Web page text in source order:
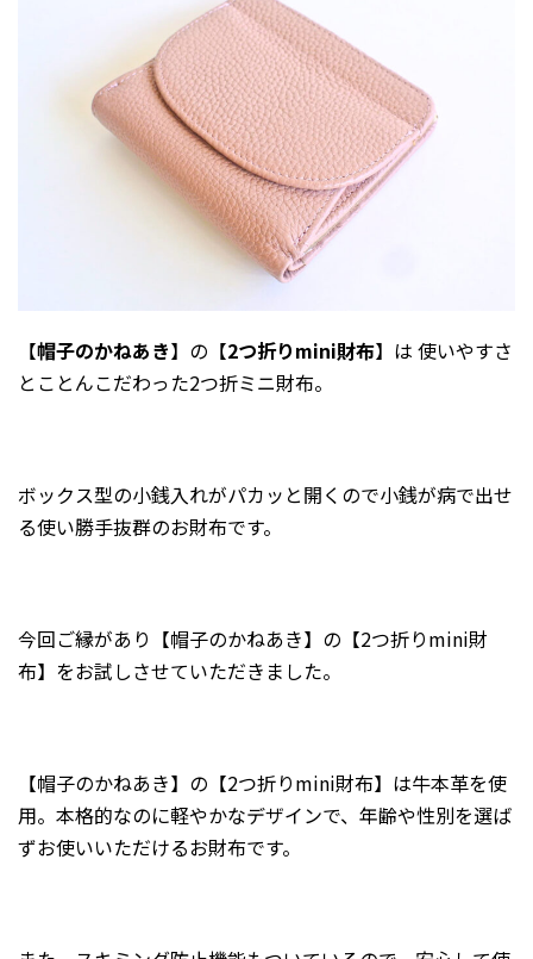
2026年1月
2025年12月
2025年6月
2025年1月
2024年12月
2024年7月
2024年6月
2024年3月
2024年2月
【帽子のかねあき】の【2つ折りmini財布】は 使いやすさ
とことんこだわった2つ折ミニ財布。
ボックス型の小銭入れがパカッと開くので小銭が病で出せ
る使い勝手抜群のお財布です。
今回ご縁があり【帽子のかねあき】の【2つ折りmini財
布】をお試しさせていただきました。
【帽子のかねあき】の【2つ折りmini財布】は牛本革を使
用。本格的なのに軽やかなデザインで、年齢や性別を選ば
ずお使いいただけるお財布です。